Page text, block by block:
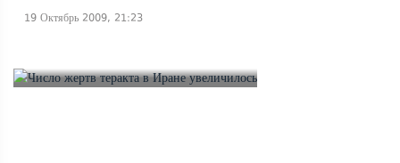
19 Октябрь 2009, 21:23